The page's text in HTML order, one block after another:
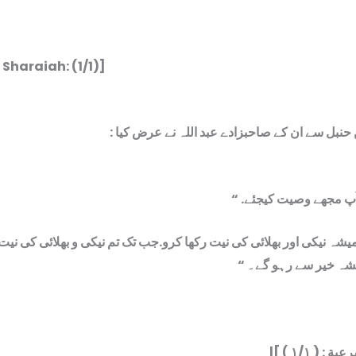
(1/1)]
حنبل سے ان کے صاحبزادے عبد اللہ نے عرض کیا :
مجھے وصیت کیجئے. “
نیکی اور بھلائی کی نیت رکھا کرو.جب تک تم نیکی و بھلائی کی
خیر سے رہو گے۔ “
: ( ١/١ ) ]|